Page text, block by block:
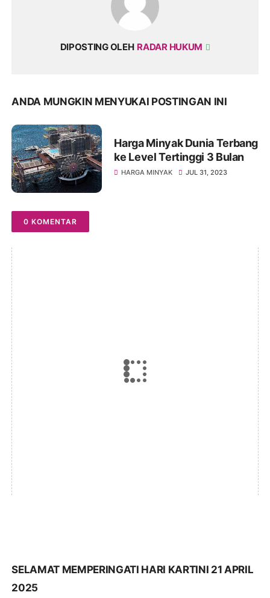
DIPOSTING OLEH RADAR HUKUM
ANDA MUNGKIN MENYUKAI POSTINGAN INI
Harga Minyak Dunia Terbang
ke Level Tertinggi 3 Bulan
HARGA MINYAK JUL 31, 2023
0 KOMENTAR
SELAMAT MEMPERINGATI HARI KARTINI 21 APRIL
2025